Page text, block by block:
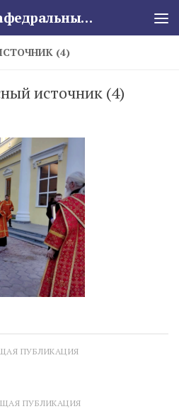
Свято-Троицкий кафедральный собор
(4)
источник (4)
ПУБЛИКАЦИЯ
ПУБЛИКАЦИЯ